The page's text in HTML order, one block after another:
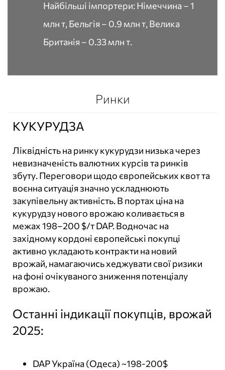
Найбільші імпортери: Німеччина – 1
млн т, Бельгія – 0.9 млн т, Велика
Британія – 0.33 млн т.
Ринки
КУКУРУДЗА
Ліквідність на ринку кукурудзи низька через
невизначеність валютних курсів та ринків
збуту. Переговори щодо європейських квот та
воєнна ситуація значно ускладнюють
закупівельну активність. В портах ціна на
кукурудзу нового врожаю коливається в
межах 198–200 $/т DAP. Водночас на
західному кордоні європейські покупці
активно укладають контракти на новий
врожай, намагаючись хеджувати свої ризики
на фоні очікуваного зниження потенціалу
врожаю.
Останні індикації покупців, врожай
2025:
DAP Україна (Одеса) ~198-200$